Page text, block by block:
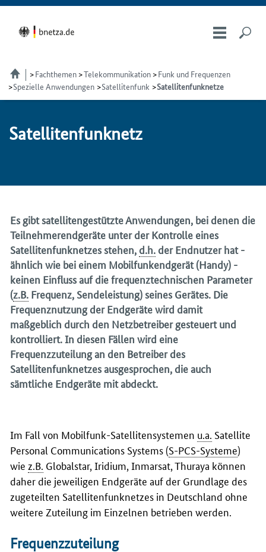
Fachthemen Telekom­munikation
Funk und Frequenzen
Spezielle Anwendungen
Satellitenfunk Satellitenfunknetze
Sa­tel­li­ten­fun­knetz
Es gibt satellitengestützte Anwendungen, bei denen die
Teilnehmerendgeräte unter der Kontrolle eines
Satellitenfunknetzes stehen, d.h. der Endnutzer hat -
ähnlich wie bei einem Mobilfunkendgerät (Handy) -
keinen Einfluss auf die frequenztechnischen Parameter
(z.B. Frequenz, Sendeleistung) seines Gerätes. Die
Frequenznutzung der Endgeräte wird damit
maßgeblich durch den Netzbetreiber gesteuert und
kontrolliert. In diesen Fällen wird eine
Frequenzzuteilung an den Betreiber des
Satellitenfunknetzes ausgesprochen, die auch
sämtliche Endgeräte mit abdeckt.
Im Fall von Mobilfunk-Satellitensystemen u.a. Satellite
Personal Communications Systems(S-PCS-Systeme)
wie z.B. Globalstar, Iridium, Inmarsat, Thuraya können
daher die jeweiligen Endgeräte auf der Grundlage des
zugeteilten Satellitenfunknetzes in Deutschland ohne
weitere Zuteilung im Einzelnen betrieben werden.
Frequenzzuteilung